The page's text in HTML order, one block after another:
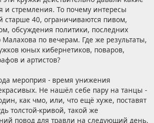
и стремления. То почему интересы
старше 40, ограничиваются пивом,
обсуждения политики, последних
Малахова по вечерам. Где же результаты,
юных кибернетиков, поваров,
и артистов?
мероприя - время унижения
Не нашёл себе пару на танцы -
как чмо, или, что ещё хуже, поставят
толстой-кривой, такой же
повод для травли на следующий день.